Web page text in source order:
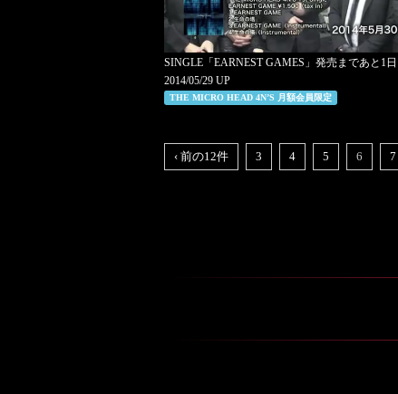
SINGLE「EARNEST GAMES」発売まであと1日
2014/05/29 UP
THE MICRO HEAD 4N’S 月額会員限定
‹ 前の12件 3 4 5 6 7